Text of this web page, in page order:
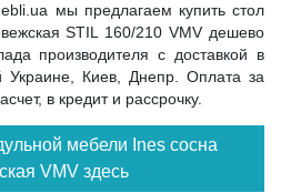
мы предлагаем купить стол
STIL 160/210 VMV дешево
производителя с доставкой в
Украине, Киев, Днепр. Оплата за
в кредит и рассрочку.
мебели Ines сосна
VMV здесь